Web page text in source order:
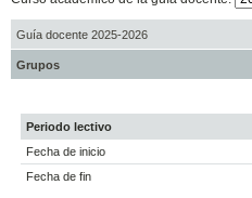
Guía docente 2025-2026
Grupos
Periodo lectivo
Fecha de inicio
Fecha de fin